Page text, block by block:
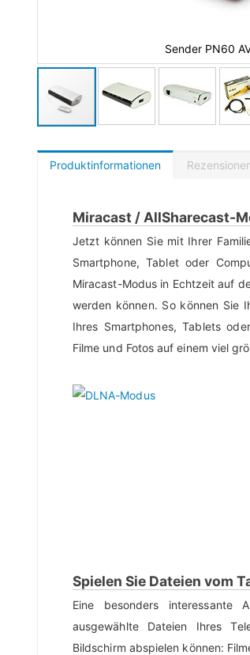
Sender PN60
Produktinformationen
Miracast / AllSharecast-
Jetzt können Sie mit Ihrer
Smartphone, Tablet oder
Miracast-Modus in Echtzeit auf
werden können. So können Sie
Ihres Smartphones, Tablets
Filme und Fotos auf einem viel
Spielen Sie Dateien vom
Eine besonders
ausgewählte Dateien Ihres
Bildschirm abspielen können: